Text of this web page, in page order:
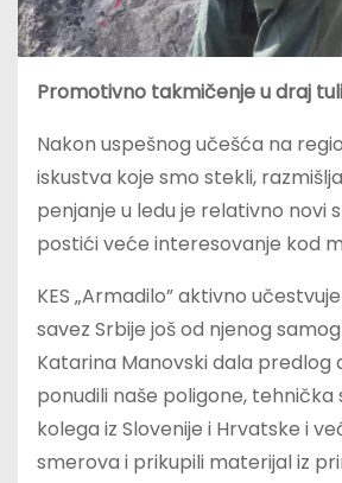
Promotivno takmičenje u draj
Nakon uspešnog učešća na
iskustva koje smo stekli,
penjanje u ledu je relativno novi
postići veće interesovanje kod
KES „Armadilo” aktivno
savez Srbije još od njenog
Katarina Manovski dala
ponudili naše poligone, tehnička
kolega iz Slovenije i Hrvatske i
smerova i prikupili materijal iz